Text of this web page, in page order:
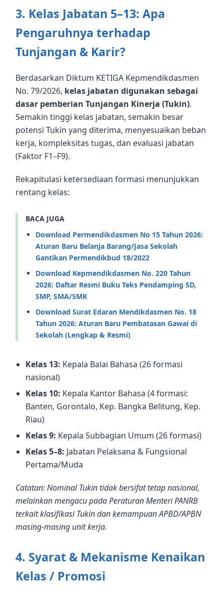
3. Kelas Jabatan 5–13: Apa
Pengaruhnya terhadap
Tunjangan & Karir?
Berdasarkan Diktum KETIGA Kepmendikdasmen
No. 79/2026, kelas jabatan digunakan sebagai
dasar pemberian Tunjangan Kinerja (Tukin).
Semakin tinggi kelas jabatan, semakin besar
potensi Tukin yang diterima, menyesuaikan beban
kerja, kompleksitas tugas, dan evaluasi jabatan
(Faktor F1–F9).
Rekapitulasi ketersediaan formasi menunjukkan
rentang kelas:
BACA JUGA
Download Permendikdasmen No 15 Tahun 2026:
Aturan Baru Belanja Barang/Jasa Sekolah
Gantikan Permendikbud 18/2022
Download Kepmendikdasmen No. 220 Tahun
2026: Daftar Resmi Buku Teks Pendamping SD,
SMP, SMA/SMK
Download Surat Edaran Mendikdasmen No. 18
Tahun 2026: Aturan Baru Pembatasan Gawai di
Sekolah (Lengkap & Resmi)
Kelas 13: Kepala Balai Bahasa (26 formasi
nasional)
Kelas 10: Kepala Kantor Bahasa (4 formasi:
Banten, Gorontalo, Kep. Bangka Belitung, Kep.
Riau)
Kelas 9: Kepala Subbagian Umum (26 formasi)
Kelas 5–8: Jabatan Pelaksana & Fungsional
Pertama/Muda
Catatan: Nominal Tukin tidak bersifat tetap nasional,
melainkan mengacu pada Peraturan Menteri PANRB
terkait klasifikasi Tukin dan kemampuan APBD/APBN
masing-masing unit kerja.
4. Syarat & Mekanisme Kenaikan
Kelas / Promosi